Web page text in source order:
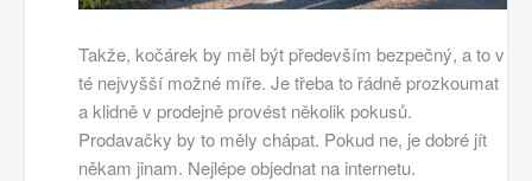
Takže, kočárek by měl být především bezpečný, a to v
té nejvyšší možné míře. Je třeba to řádně prozkoumat
a klidně v prodejně provést několik pokusů.
Prodavačky by to měly chápat. Pokud ne, je dobré jít
někam jinam. Nejlépe objednat na internetu.